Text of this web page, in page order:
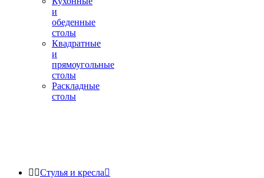
и
обеденные
столы
Квадратные
и
прямоугольные
столы
Раскладные
столы
 Стулья и кресла